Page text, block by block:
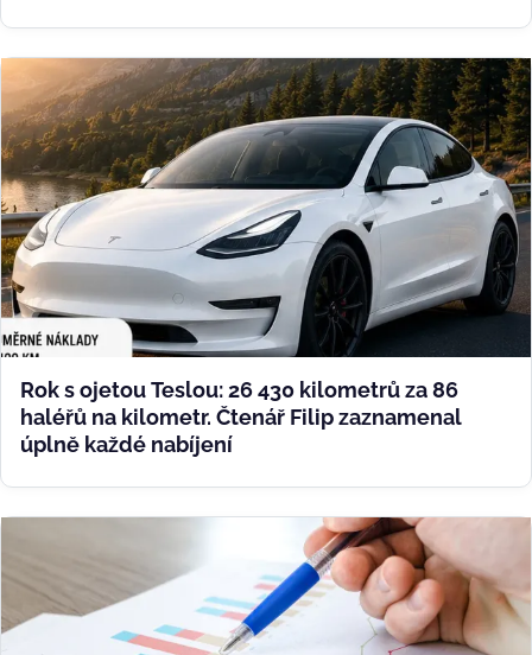
Rok s ojetou Teslou: 26 430 kilometrů za 86
haléřů na kilometr. Čtenář Filip zaznamenal
úplně každé nabíjení